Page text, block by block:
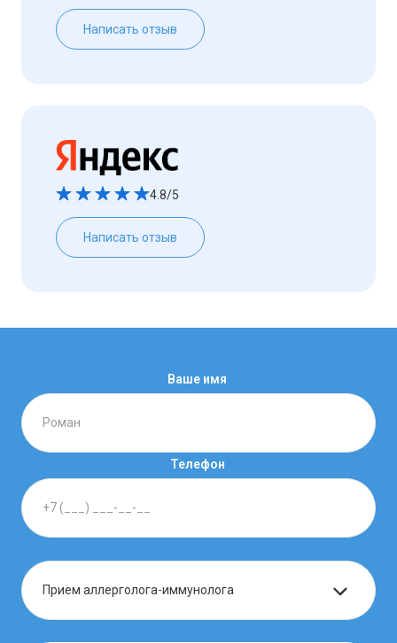
Написать отзыв
4.8/5
Написать отзыв
Ваше имя
Телефон